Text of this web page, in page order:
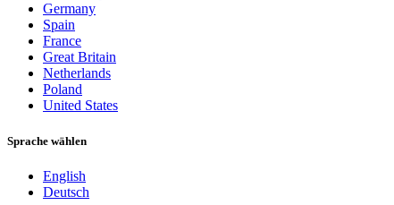
Germany
Spain
France
Great Britain
Netherlands
Poland
United States
Sprache wählen
English
Deutsch